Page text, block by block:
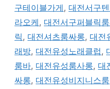
구테이블가게 , 대전서구
라오케 , 대전서구퍼블릭
릭 , 대전셔츠룸싸롱, 대전
래방, 대전유성노래클럽 ,
룸바, 대전유성룸사롱, 대
싸롱, 대전유성비지니스룸